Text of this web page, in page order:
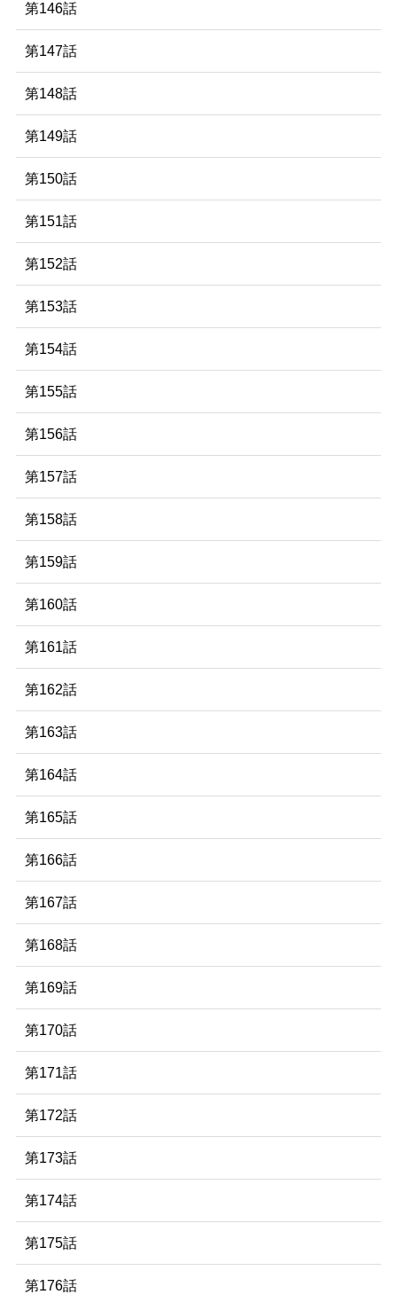
第146話
第147話
第148話
第149話
第150話
第151話
第152話
第153話
第154話
第155話
第156話
第157話
第158話
第159話
第160話
第161話
第162話
第163話
第164話
第165話
第166話
第167話
第168話
第169話
第170話
第171話
第172話
第173話
第174話
第175話
第176話